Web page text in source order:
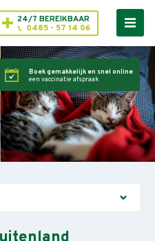
24/7 BEREIKBAAR
0485 - 57 14 06
Boek gemakkelijk en snel online
een vaccinatie afspraak